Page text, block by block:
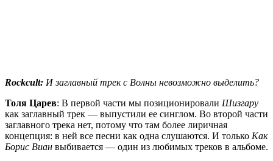
Rockcult: И заглавный трек с Волны невозможно выделить?
Толя Царев: В первой части мы позиционировали Шизгару
как заглавный трек — выпустили ее синглом. Во второй части
заглавного трека нет, потому что там более лиричная
концепция: в ней все песни как одна слушаются. И только Как
Борис Виан выбивается — один из любимых треков в альбоме.